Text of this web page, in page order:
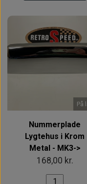
På
Nummerplade
Lygtehus i Krom
Metal - MK3->
168,00 kr.